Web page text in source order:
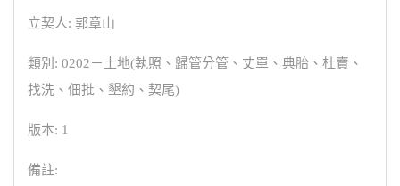
立契人: 郭章山
類別: 0202－土地(執照、歸管分管、丈單、典胎、杜賣、
找洗、佃批、墾約、契尾)
版本: 1
備註: